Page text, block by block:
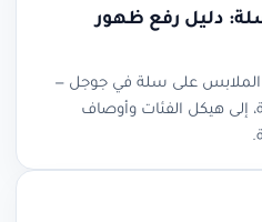
دليل رفع ظهور
على سلة في جوجل —
إلى هيكل الفئات وأوصاف